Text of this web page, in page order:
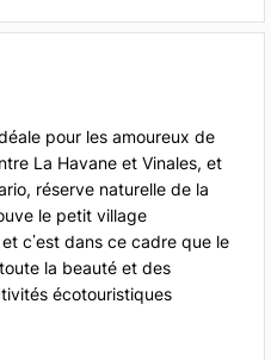
pour les amoureux de
La Havane et Vinales, et
réserve naturelle de la
le petit village
c’est dans ce cadre que le
la beauté et des
écotouristiques